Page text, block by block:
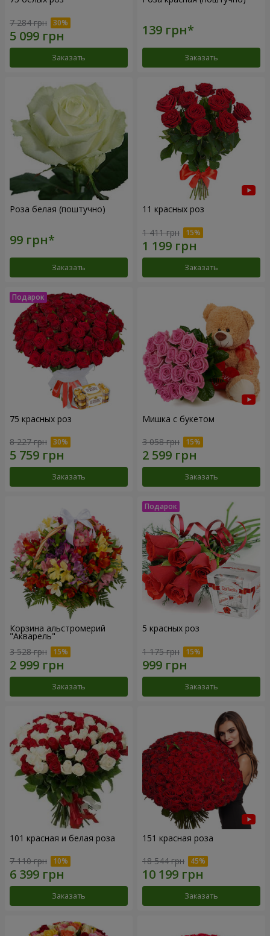
7 284 грн
Заказать Заказать
Роза белая (поштучно)
Заказать
11 красных роз
1 411 грн
Заказать
75 красных роз
8 227 грн
Заказать
Мишка с букетом
3 058 грн
Заказать
Корзина альстромерий
"Акварель"
3 528 грн
Заказать
5 красных роз
1 175 грн
Заказать
101 красная и белая роза
7 110 грн
Заказать
151 красная роза
18 544 грн
Заказать